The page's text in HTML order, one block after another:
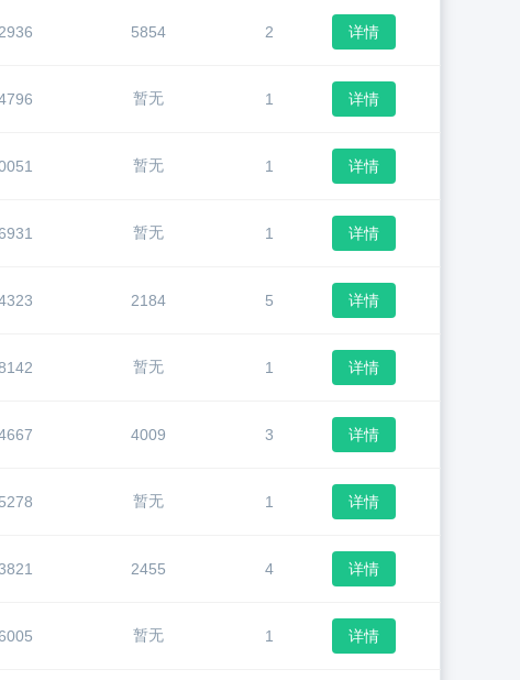
5854 2 详情
暂无 1 详情
暂无 1 详情
暂无 1 详情
2184 5 详情
暂无 1 详情
4009 3 详情
暂无 1 详情
2455 4 详情
暂无 1 详情